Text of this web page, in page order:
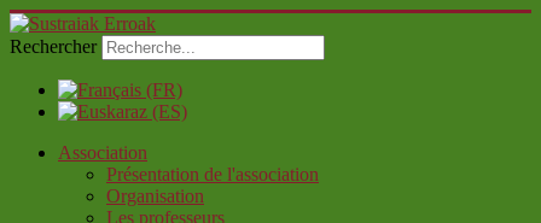
Rechercher
Association
Présentation de l'association
Organisation
Les professeurs